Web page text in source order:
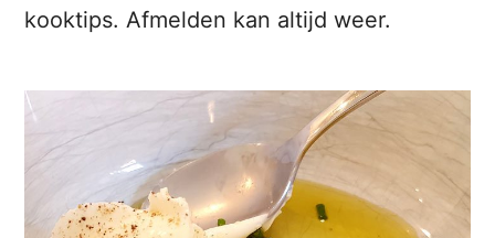
kooktips. Afmelden kan altijd weer.